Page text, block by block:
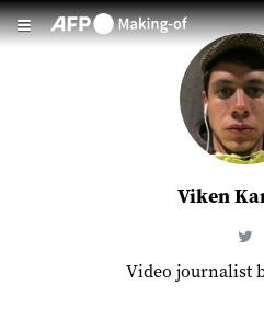
Viken
Video journalist